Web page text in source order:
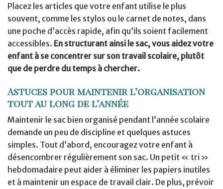
Placez les articles que votre enfant utilise le plus
souvent, comme les stylos ou le carnet de notes, dans
une poche d’accès rapide, afin qu’ils soient facilement
accessibles. En structurant ainsi le sac, vous aidez votre
enfant à se concentrer sur son travail scolaire, plutôt
que de perdre du temps à chercher.
Astuces pour maintenir l’organisation
tout au long de l’année
Maintenir le sac bien organisé pendant l’année scolaire
demande un peu de discipline et quelques astuces
simples. Tout d’abord, encouragez votre enfant à
désencombrer régulièrement son sac. Un petit « tri »
hebdomadaire peut aider à éliminer les papiers inutiles
et à maintenir un espace de travail clair. De plus, prévoir